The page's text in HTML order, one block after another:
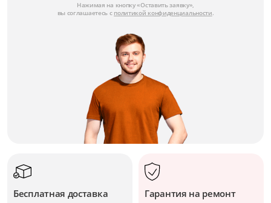
Нажимая на кнопку «Оставить заявку»,
вы соглашаетесь с политикой конфиденциальности.
Бесплатная доставка Гарантия на ремонт